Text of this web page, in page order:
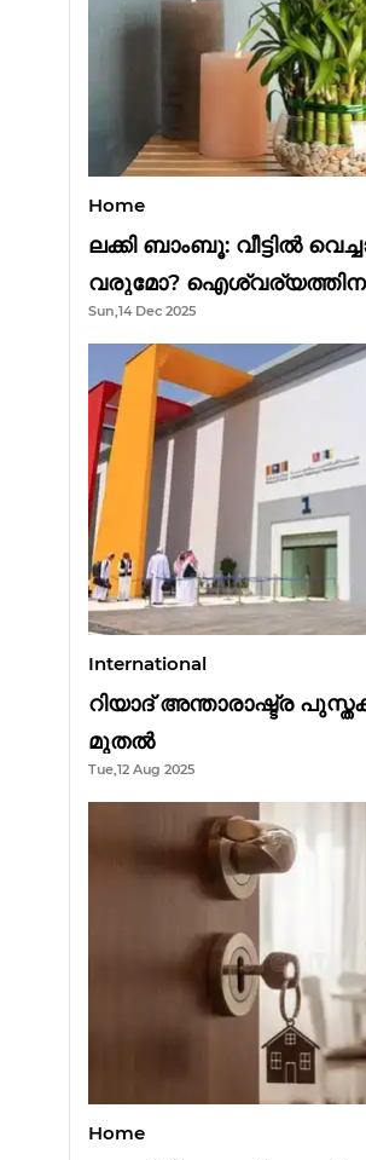
Home
ലക്കി ബാംബൂ: വീട്ടിൽ
വരുമോ?
ഫെങ് ഷൂയി വിശ്വാസങ്ങൾ
Sun,14 Dec 2025
International
റിയാദ് അന്താരാഷ്ട്ര
മുതൽ
Tue,12 Aug 2025
Home